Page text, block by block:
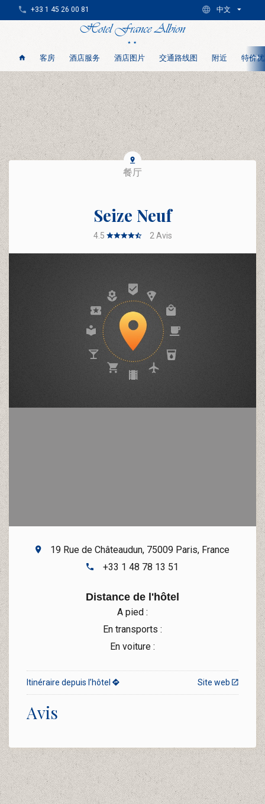
客房 酒店服务 酒店图片 交通路线图 附近 特价
+33 1 45 26 00 81 中文
餐厅
Seize Neuf
4.5 2 Avis
19 Rue de Châteaudun, 75009 Paris, France
+33 1 48 78 13 51
Distance de l'hôtel
A pied :
En transports :
En voiture :
Site web
Itinéraire depuis l’hôtel
Avis